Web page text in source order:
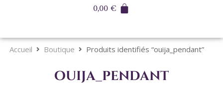
0,00€
Accueil Boutique Produits identifiés “ouija_pendant”
ouija_pendant